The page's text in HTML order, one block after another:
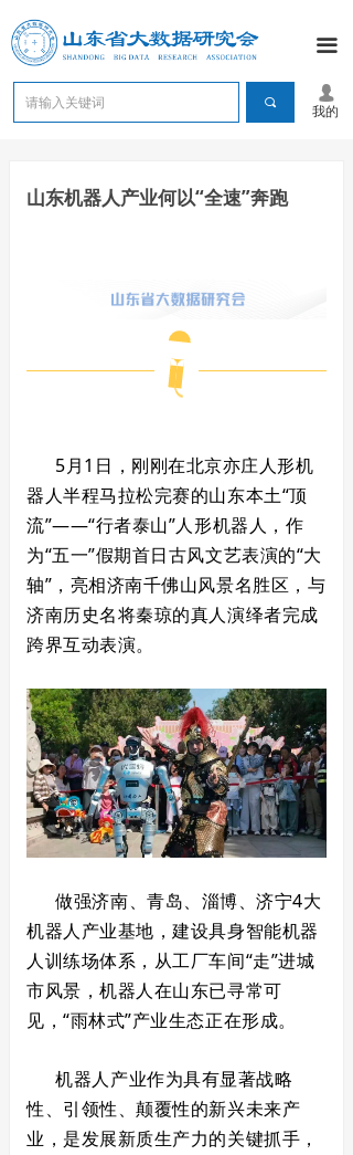
끀
끠
넙
我的
山东机器人产业何以“全速”奔跑
5月1日，刚刚在北京亦庄人形机
器人半程马拉松完赛的山东本土“顶
流”——“行者泰山”人形机器人，作
为“五一”假期首日古风文艺表演的“大
轴”，亮相济南千佛山风景名胜区，与
济南历史名将秦琼的真人演绎者完成
跨界互动表演。
做强济南、青岛、淄博、济宁4大
机器人产业基地，建设具身智能机器
人训练场体系，从工厂车间“走”进城
市风景，机器人在山东已寻常可
见，“雨林式”产业生态正在形成。
机器人产业作为具有显著战略
性、引领性、颠覆性的新兴未来产
业，是发展新质生产力的关键抓手，